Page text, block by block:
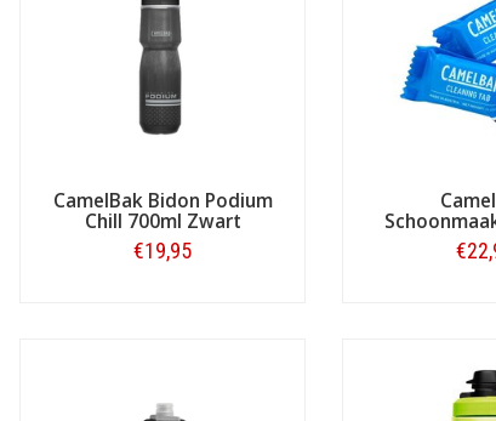
Het ontwikkelen van ingenieuze drinksystemen is CamelBak
Fietstas.com. In een geïntegreerde combinatie met zo'n
CamelBak Bidon Podium
Chill 700ml Zwart
€19,95